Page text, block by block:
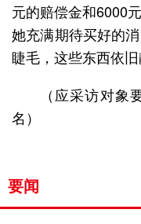
元的赔偿金和6000
她充满期待买好的
睫毛，这些东西依旧
（应采访对
名）
要闻